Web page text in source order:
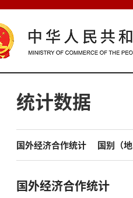
统计数据
国外经济合作统计 国别（
国外经济合作统计